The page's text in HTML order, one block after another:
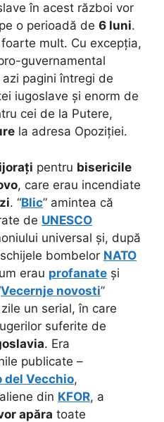
în acest război vor
pe o perioadă de 6 luni.
mult. Cu excepția,
guvernamental
azi pagini întregi de
iugoslave și enorm de
cei de la Putere,
la adresa Opoziției.
pentru bisericile
, care erau incendiate
. “Blic” amintea că
de UNESCO
universal și, după
bombelor NATO
erau profanate și
Vecernje novosti”
un serial, în care
suferite de
. Era
publicate –
del Vecchio,
din KFOR, a
apăra toate